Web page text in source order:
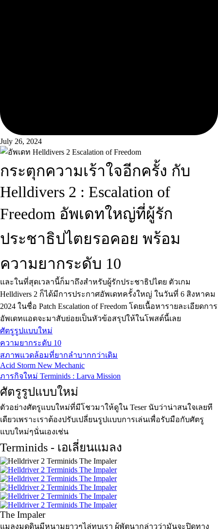
July 26, 2024
กระตุกความเร้าใจอีกครั้ง กับ
Helldivers 2 : Escalation of
Freedom อัพเดทใหญ่ที่ผู้รัก
ประชาธิปไตยรอคอย พร้อม
ความยากระดับ 10
และในที่สุดเวลานี้ก็มาถึงสำหรับผู้รักประชาธิปไตย ตัวเกม
Helldivers 2 ก็ได้มีการประกาศอัพเดทครั้งใหญ่ ในวันที่ 6 สิงหาคม
2024 ในชื่อ Patch Escalation of Freedom โดยเนื้อหารายละเอียดการ
อัพเดทแอดจะมาสับย่อยเป็นหัวข้อสรุปให้ในโพสต์นี้เลย
ศัตรูรูปแบบใหม่
ความยากระดับ 10
สภาพแวดล้อมที่ยากลำบากกว่าเดิม
Acid Storm New Mechanic
ภารกิจใหม่ Terminids : Larva Mission
ศัตรูรูปแบบใหม่
ตัวอย่างศัตรูแบบใหม่ที่มีโชวมาให้ดูใน Teser นับว่าน่าสนใจเลยที
เดียวเพราะเราต้องปรับเปลี่ยนรูปแบบการเล่นเพื่อรับมือกับศัตรู
แบบใหม่ๆนั่นเองเช่น
Terminids - เอเลี่ยนแมลง
The Impaler
แมลงมุดดินมีหนามยาวๆไล่ทุบเรา ผู้พัตนากล่าวว่ามันจะปิดทาง